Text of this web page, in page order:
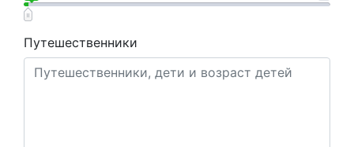
Путешественники